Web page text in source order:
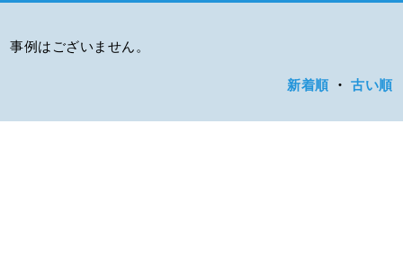
事例はございません。
新着順 ・古い順